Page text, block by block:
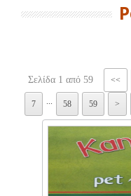
Σελίδα 1 από 59 <<
7 58 59 >